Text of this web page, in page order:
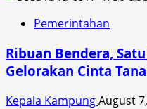
Pemerintahan
Ribuan Bendera,
Gelorakan Cinta
Kepala KampungAugust